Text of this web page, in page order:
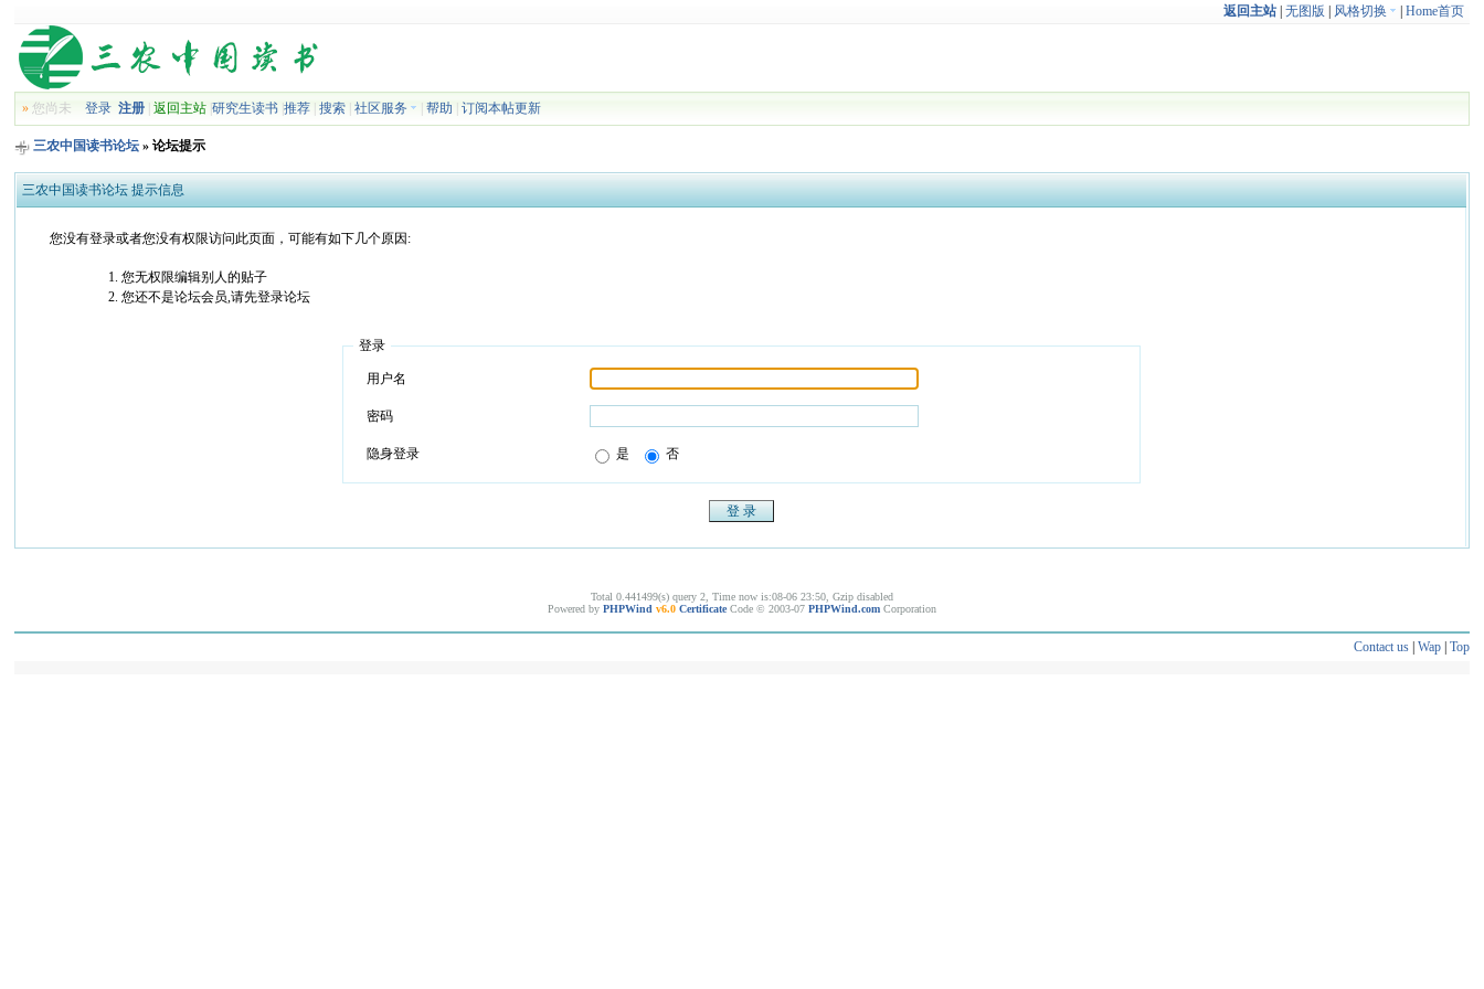
返回主站| 无图版 风格切换 Home首页
» 您尚未登录 注册 |返回主站 |研究生读书 |推荐 |搜索 |社区服务 |帮助 |订阅本帖更新
三农中国读书论坛 » 论坛提示
三农中国读书论坛 提示信息
您没有登录或者您没有权限访问此页面，可能有如下几个原因:
您无权限编辑别人的贴子
您还不是论坛会员,请先登录论坛
登录
用户名
密码
隐身登录 是 否
Total 0.441499(s) query 2, Time now is:08-06 23:50, Gzip disabled
Powered by PHPWind v6.0 Certificate Code © 2003-07 PHPWind.com Corporation
Contact us| Wap| Top